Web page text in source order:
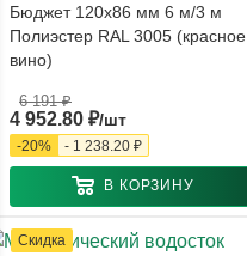
Бюджет 120x86 мм 6 м/3 м
Полиэстер RAL 3005 (красное
вино)
4 952.80 ₽/шт
6 191₽
-20% - 1 238.20 ₽
В КОРЗИНУ
Скидка